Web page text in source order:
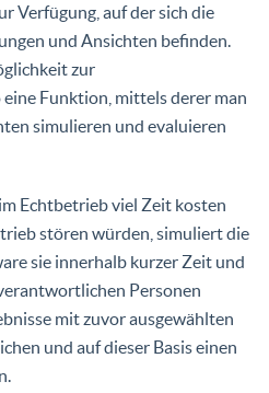
Verfügung, auf der sich die
und Ansichten befinden.
zur
Funktion, mittels derer man
simulieren und evaluieren
Echtbetrieb viel Zeit kosten
stören würden, simuliert die
sie innerhalb kurzer Zeit und
Personen
mit zuvor ausgewählten
und auf dieser Basis einen